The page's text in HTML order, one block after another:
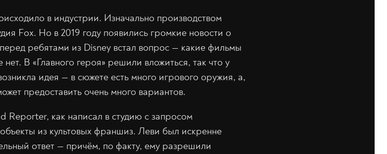
в индустрии. Изначально производством
Fox. Но в 2019 году появились громкие новости о
ребятами из Disney встал вопрос — какие фильмы
В «Главного героя» решили вложиться, так что у
идея — в сюжете есть много игрового оружия, а,
предоставить очень много вариантов.
Reporter, как написал в студию с запросом
объекты из культовых франшиз. Леви был искренне
ответ — причём, по факту, ему разрешили